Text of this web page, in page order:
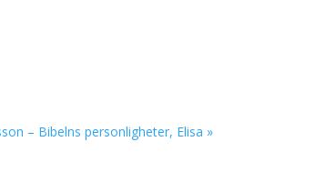
– Bibelns personligheter, Elisa »